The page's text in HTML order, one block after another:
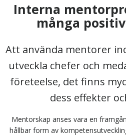
Interna
många
Att använda mentorer
utveckla chefer och
företeelse, det finns
dess effekter
Mentorskap anses vara en
hållbar form av